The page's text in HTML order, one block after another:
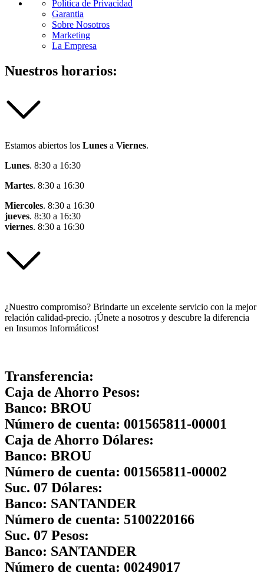
Politica de Privacidad
Garantia
Sobre Nosotros
Marketing
La Empresa
Nuestros horarios:
Estamos abiertos los Lunes a Viernes.
Lunes. 8:30 a 16:30
Martes. 8:30 a 16:30
Miercoles. 8:30 a 16:30
jueves. 8:30 a 16:30
viernes. 8:30 a 16:30
¿Nuestro compromiso? Brindarte un excelente servicio con la mejor
relación calidad-precio. ¡Únete a nosotros y descubre la diferencia
en Insumos Informáticos!
Transferencia:
Caja de Ahorro Pesos:
Banco: BROU
Número de cuenta: 001565811-00001
Caja de Ahorro Dólares:
Banco: BROU
Número de cuenta: 001565811-00002
Suc. 07 Dólares:
Banco: SANTANDER
Número de cuenta: 5100220166
Suc. 07 Pesos:
Banco: SANTANDER
Número de cuenta: 00249017